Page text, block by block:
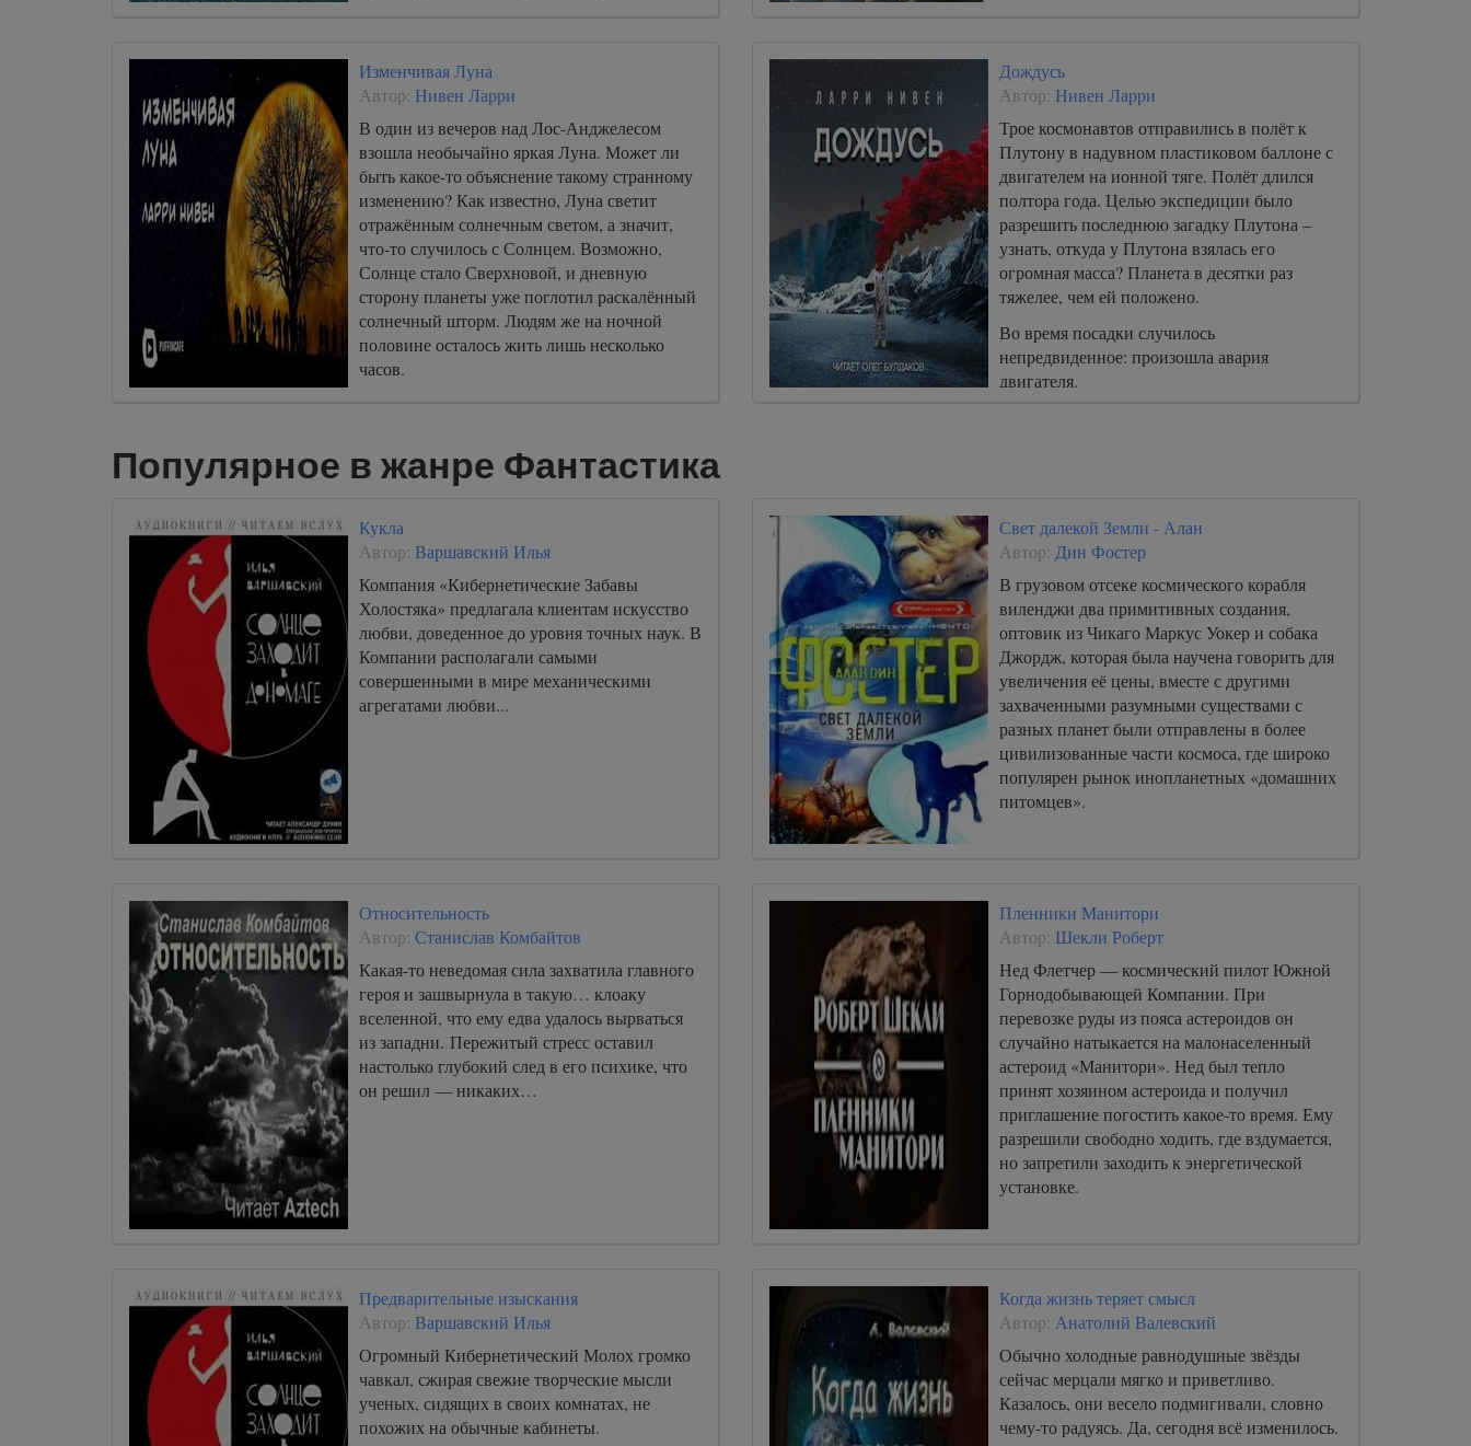
000045
000046
000048
000051
000052
000055
000057
000058
000059
Изменчивая Луна
Автор: Нивен Ларри
В один из вечеров над Лос-Анджелесом
взошла необычайно яркая Луна. Может ли
быть какое-то объяснение такому странному
изменению? Как известно, Луна светит
отражённым солнечным светом, а значит,
что-то случилось с Солнцем. Возможно,
Солнце стало Сверхновой, и дневную
сторону планеты уже поглотил раскалённый
солнечный шторм. Людям же на ночной
половине осталось жить лишь несколько
часов.
Дождусь
Автор: Нивен Ларри
Трое космонавтов отправились в полёт к
Плутону в надувном пластиковом баллоне с
двигателем на ионной тяге. Полёт длился
полтора года. Целью экспедиции было
разрешить последнюю загадку Плутона –
узнать, откуда у Плутона взялась его
огромная масса? Планета в десятки раз
тяжелее, чем ей положено.
Во время посадки случилось
непредвиденное: произошла авария
двигателя.
Популярное в жанре Фантастика
Кукла
Автор: Варшавский Илья
Компания «Кибернетические Забавы
Холостяка» предлагала клиентам искусство
любви, доведенное до уровня точных наук. В
Компании располагали самыми
совершенными в мире механическими
агрегатами любви...
Свет далекой Земли - Алан
Автор: Дин Фостер
В грузовом отсеке космического корабля
виленджи два примитивных создания,
оптовик из Чикаго Маркус Уокер и собака
Джордж, которая была научена говорить для
увеличения её цены, вместе с другими
захваченными разумными существами с
разных планет были отправлены в более
цивилизованные части космоса, где широко
популярен рынок инопланетных «домашних
питомцев».
Относительность
Автор: Станислав Комбайтов
Какая-то неведомая сила захватила главного
героя и зашвырнула в такую… клоаку
вселенной, что ему едва удалось вырваться
из западни. Пережитый стресс оставил
настолько глубокий след в его психике, что
он решил — никаких…
Пленники Манитори
Автор: Шекли Роберт
Нед Флетчер — космический пилот Южной
Горнодобывающей Компании. При
перевозке руды из пояса астероидов он
случайно натыкается на малонаселенный
астероид «Манитори». Нед был тепло
принят хозяином астероида и получил
приглашение погостить какое-то время. Ему
разрешили свободно ходить, где вздумается,
но запретили заходить к энергетической
установке.
Предварительные изыскания
Автор: Варшавский Илья
Огромный Кибернетический Молох громко
чавкал, сжирая свежие творческие мысли
ученых, сидящих в своих комнатах, не
похожих на обычные кабинеты.
Когда жизнь теряет смысл
Автор: Анатолий Валевский
Обычно холодные равнодушные звёзды
сейчас мерцали мягко и приветливо.
Казалось, они весело подмигивали, словно
чему-то радуясь. Да, сегодня всё изменилось.